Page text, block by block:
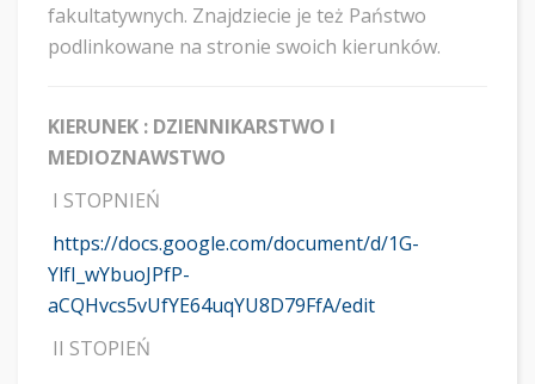
fakultatywnych. Znajdziecie je też Państwo
podlinkowane na stronie swoich kierunków.
KIERUNEK : DZIENNIKARSTWO I
MEDIOZNAWSTWO
I STOPNIEŃ
https://docs.google.com/document/d/1G-
YlfI_wYbuoJPfP-
aCQHvcs5vUfYE64uqYU8D79FfA/edit
II STOPIEŃ